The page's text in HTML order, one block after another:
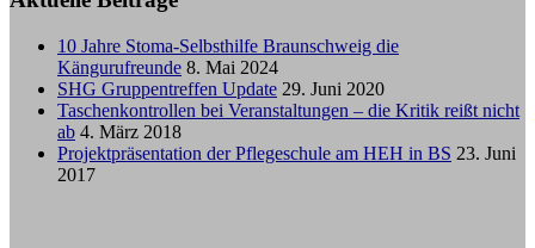
10 Jahre Stoma-Selbsthilfe Braunschweig die
Kängurufreunde 8. Mai 2024
SHG Gruppentreffen Update 29. Juni 2020
Taschenkontrollen bei Veranstaltungen – die Kritik reißt nicht
ab 4. März 2018
Projektpräsentation der Pflegeschule am HEH in BS 23. Juni
2017